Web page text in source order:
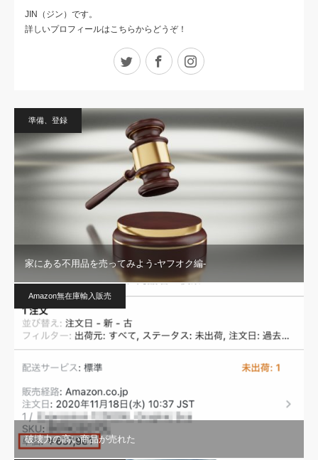
JIN（ジン）です。
詳しいプロフィールはこちらからどうぞ！
Twitter Facebook
準備、登録
家にある不用品を売ってみよう-ヤフオク編-
Amazon無在庫輸入販売
破壊力の高い商品が売れた